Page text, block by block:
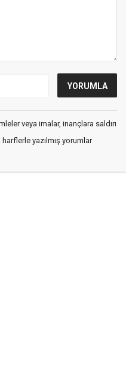
veya imalar, inançlara saldırı
yazılmış yorumlar